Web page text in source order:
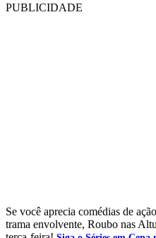
PUBLICIDADE
Se você aprecia comédias de
trama envolvente, Roubo nas